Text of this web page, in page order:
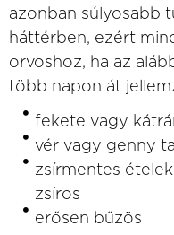
azonban súlyosabb
háttérben, ezért
orvoshoz, ha az
több napon át
fekete vagy
vér vagy genny
zsírmentes
zsíros
erősen bűzös